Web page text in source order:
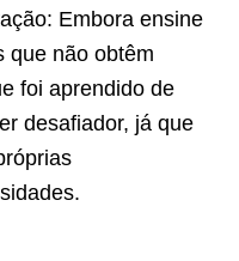
Embora ensine
que não obtêm
foi aprendido de
desafiador, já que